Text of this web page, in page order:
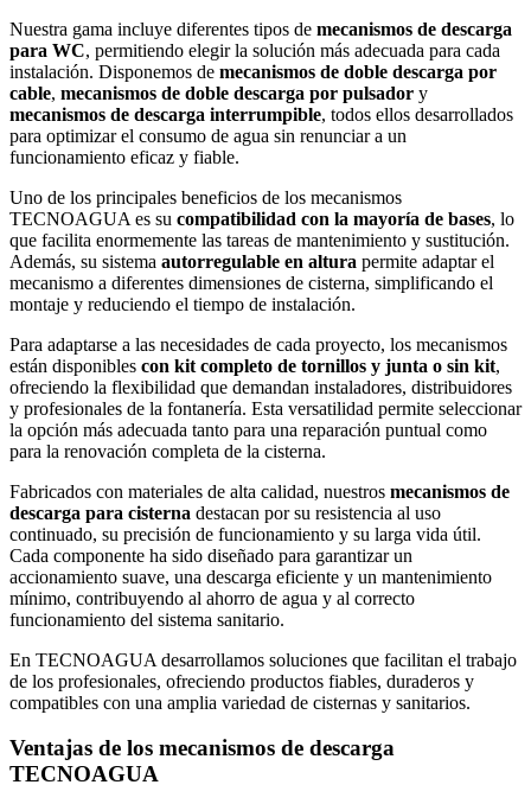
Nuestra gama incluye diferentes tipos de mecanismos de descarga
para WC, permitiendo elegir la solución más adecuada para cada
instalación. Disponemos de mecanismos de doble descarga por
cable, mecanismos de doble descarga por pulsador y
mecanismos de descarga interrumpible, todos ellos desarrollados
para optimizar el consumo de agua sin renunciar a un
funcionamiento eficaz y fiable.
Uno de los principales beneficios de los mecanismos
TECNOAGUA es su compatibilidad con la mayoría de bases, lo
que facilita enormemente las tareas de mantenimiento y sustitución.
Además, su sistema autorregulable en altura permite adaptar el
mecanismo a diferentes dimensiones de cisterna, simplificando el
montaje y reduciendo el tiempo de instalación.
Para adaptarse a las necesidades de cada proyecto, los mecanismos
están disponibles con kit completo de tornillos y junta o sin kit,
ofreciendo la flexibilidad que demandan instaladores, distribuidores
y profesionales de la fontanería. Esta versatilidad permite seleccionar
la opción más adecuada tanto para una reparación puntual como
para la renovación completa de la cisterna.
Fabricados con materiales de alta calidad, nuestros mecanismos de
descarga para cisterna destacan por su resistencia al uso
continuado, su precisión de funcionamiento y su larga vida útil.
Cada componente ha sido diseñado para garantizar un
accionamiento suave, una descarga eficiente y un mantenimiento
mínimo, contribuyendo al ahorro de agua y al correcto
funcionamiento del sistema sanitario.
En TECNOAGUA desarrollamos soluciones que facilitan el trabajo
de los profesionales, ofreciendo productos fiables, duraderos y
compatibles con una amplia variedad de cisternas y sanitarios.
Ventajas de los mecanismos de descarga
TECNOAGUA